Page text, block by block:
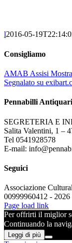
l2016-05-
Consigliamo
AMAB Assisi
Segnalato su
Pennabilli
SEGRETERIA E
Salita Valentini, 1 –
Tel 0541928578
E-mail:
Seguici
Associazione
00999960412 - 2026
Page load link
Per offrirti il miglior
Continuando la
Leggi di più